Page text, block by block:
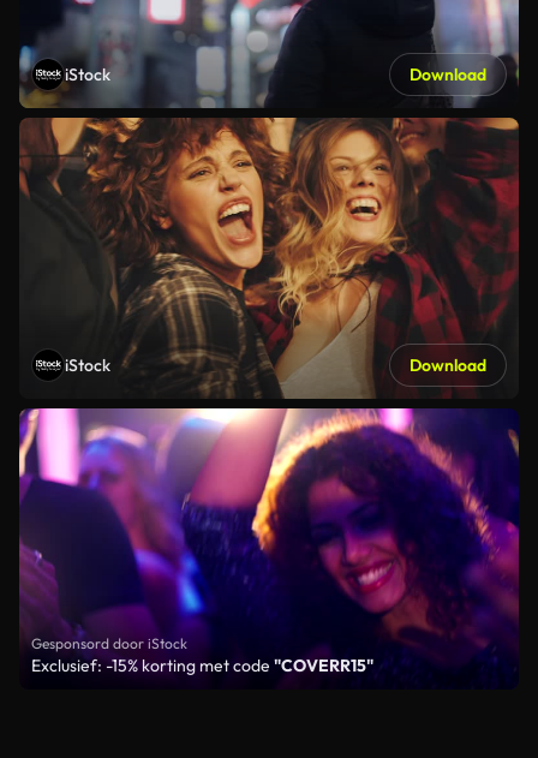
iStock Download
iStock Download
Gesponsord door iStock
Exclusief: -15% korting met code "COVERR15"